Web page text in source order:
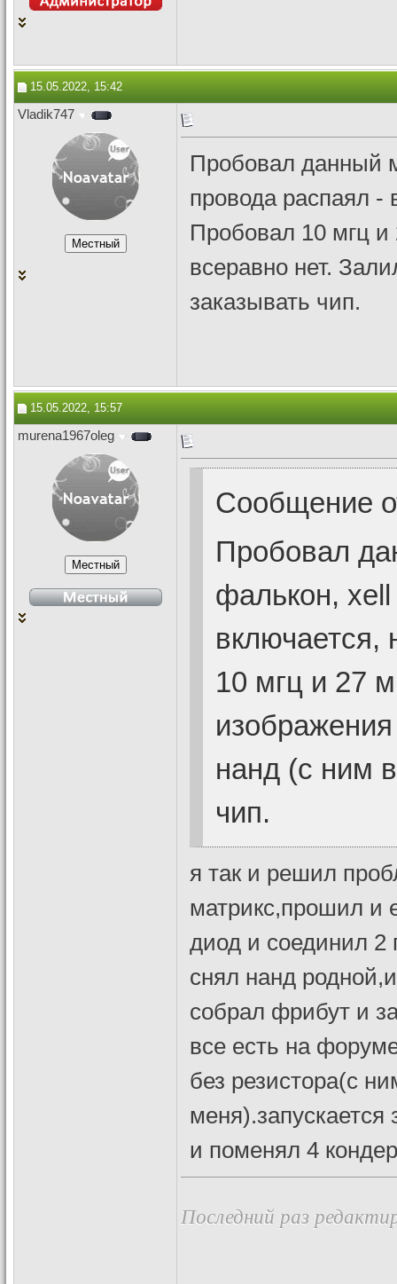
15.05.2022, 15:42
Vladik747
Пробовал данный
провода распаял -
Пробовал 10 мгц и
всеравно нет.
заказывать чип.
15.05.2022, 15:57
murena1967oleg
Сообщение
Пробовал
фалькон,
включается,
10 мгц и 27
нанд (с ним
чип.
я так и решил
матрикс,прошил и
диод и соединил 2
снял нанд
собрал фрибут и
все есть на
без резистора(с
меня).запускается
и поменял 4
Последний раз